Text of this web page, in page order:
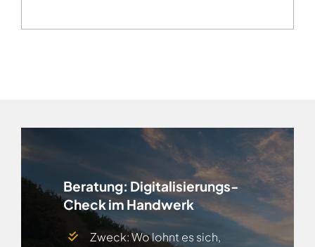
Beratung: Digitalisierungs-
Check im Handwerk
Zweck: Wo lohnt es sich,